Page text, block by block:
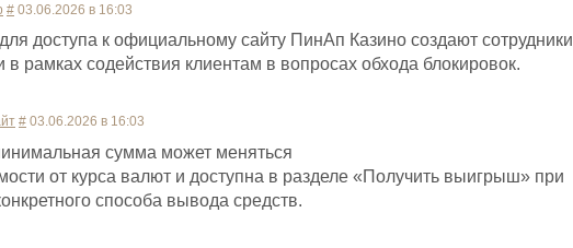
# 03.06.2026 в 16:03
доступа к официальному сайту ПинАп Казино создают сотрудники
в рамках содействия клиентам в вопросах обхода блокировок.
# 03.06.2026 в 16:03
сумма может меняться
от курса валют и доступна в разделе «Получить выигрыш» при
способа вывода средств.